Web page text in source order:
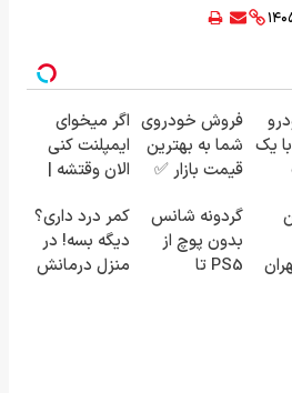
یک
فروش خودروی
شما به بهترین
قیمت بازار ✅
اگر میخوای
ایمپلنت کنی
الان وقتشه |
میلیون
تومان!!!
گردونه شانس
بدون پوچ از
PS5 تا
کمر درد داری؟
دیگه بسه! در
منزل درمانش